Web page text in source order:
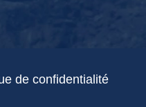
de confidentialité